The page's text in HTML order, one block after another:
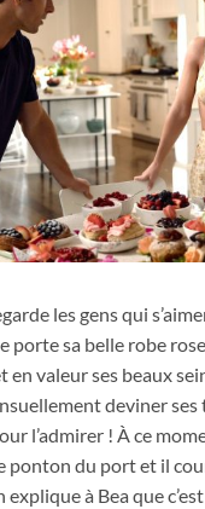
film romantique Tout
les gens qui
porte sa belle robe
valeur ses beaux
deviner
l’admirer ! À ce
ponton du port et il
à Bea que